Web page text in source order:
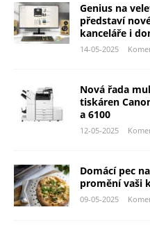
Genius na
představí
kanceláře i
14-05-2025
Nová řada
tiskáren
a 6100
12-05-2025
Domácí pec
promění vaši
09-05-2025